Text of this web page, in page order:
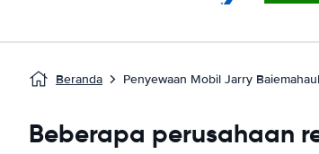
Beranda Penyewaan Mobil Jarry
Beberapa perusahaan